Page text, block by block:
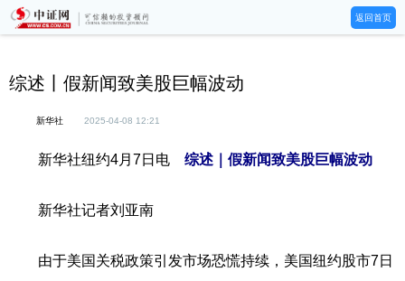
返回首页
综述丨假新闻致美股巨幅波动
新华社 2025-04-08 12:21
新华社纽约4月7日电 综述｜假新闻致美股巨幅波动
新华社记者刘亚南
由于美国关税政策引发市场恐慌持续，美国纽约股市7日